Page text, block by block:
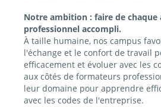
Notre ambition : faire de
professionnel accompli.
À taille humaine, nos campus
l'échange et le confort de travail
efficacement et évoluer avec les
aux côtés de formateurs
leur domaine pour apprendre
avec les codes de l'entreprise.